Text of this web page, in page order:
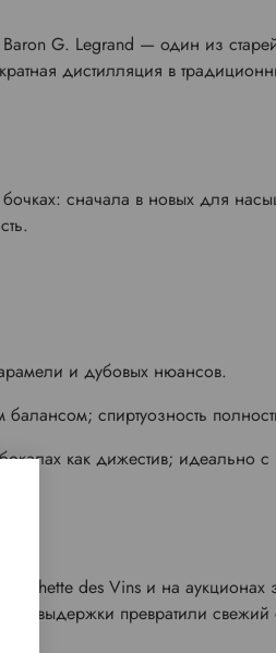
G. Legrand — один из
дистилляция в
сначала в новых для
и дубовых нюансов.
спиртуозность
как дижестив; идеально
des Vins и на аукционах
выдержки превратили